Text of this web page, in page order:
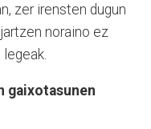
zer irensten dugun
noraino ez
gaixotasunen